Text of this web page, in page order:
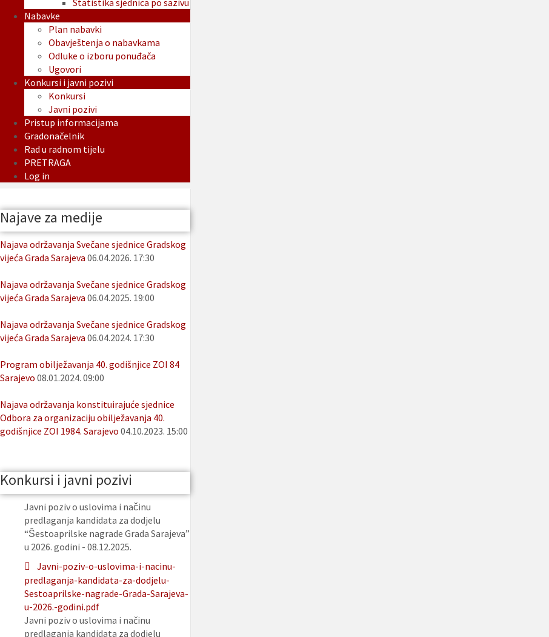
Statistika sjednica po sazivu
Nabavke
Plan nabavki
Obavještenja o nabavkama
Odluke o izboru ponuđača
Ugovori
Konkursi i javni pozivi
Konkursi
Javni pozivi
Pristup informacijama
Gradonačelnik
Rad u radnom tijelu
PRETRAGA
Log in
Najave za medije
Najava održavanja Svečane sjednice Gradskog
vijeća Grada Sarajeva 06.04.2026. 17:30
Najava održavanja Svečane sjednice Gradskog
vijeća Grada Sarajeva 06.04.2025. 19:00
Najava održavanja Svečane sjednice Gradskog
vijeća Grada Sarajeva 06.04.2024. 17:30
Program obilježavanja 40. godišnjice ZOI 84
Sarajevo 08.01.2024. 09:00
Najava održavanja konstituirajuće sjednice
Odbora za organizaciju obilježavanja 40.
godišnjice ZOI 1984. Sarajevo 04.10.2023. 15:00
Konkursi i javni pozivi
Javni poziv o uslovima i načinu
predlaganja kandidata za dodjelu
“Šestoaprilske nagrade Grada Sarajeva”
u 2026. godini - 08.12.2025.
Javni-poziv-o-uslovima-i-nacinu-
predlaganja-kandidata-za-dodjelu-
Sestoaprilske-nagrade-Grada-Sarajeva-
u-2026.-godini.pdf
Javni poziv o uslovima i načinu
predlaganja kandidata za dodjelu